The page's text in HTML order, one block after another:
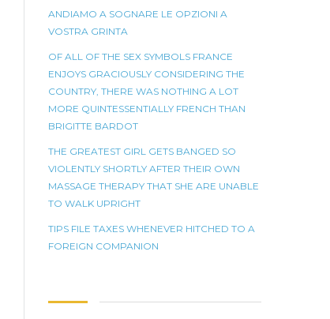
ANDIAMO A SOGNARE LE OPZIONI A
VOSTRA GRINTA
OF ALL OF THE SEX SYMBOLS FRANCE
ENJOYS GRACIOUSLY CONSIDERING THE
COUNTRY, THERE WAS NOTHING A LOT
MORE QUINTESSENTIALLY FRENCH THAN
BRIGITTE BARDOT
THE GREATEST GIRL GETS BANGED SO
VIOLENTLY SHORTLY AFTER THEIR OWN
MASSAGE THERAPY THAT SHE ARE UNABLE
TO WALK UPRIGHT
TIPS FILE TAXES WHENEVER HITCHED TO A
FOREIGN COMPANION